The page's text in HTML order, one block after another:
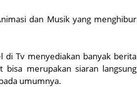
dan Musik yang menghibur
di Tv menyediakan banyak berita
bisa merupakan siaran langsung
umumnya.